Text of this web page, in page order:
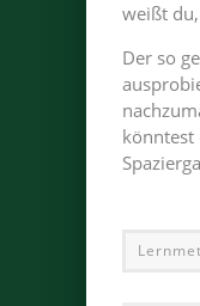
weißt
Der so
könntest